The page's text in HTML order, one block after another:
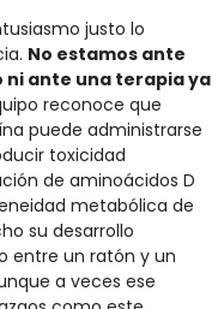
justo lo
No estamos ante
ante una terapia ya
reconoce que
puede administrarse
toxicidad
de aminoácidos D
metabólica de
su desarrollo
entre un ratón y un
a veces ese